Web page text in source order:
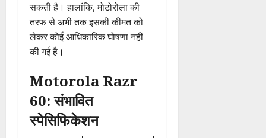
सकती है। हालांकि, मोटोरोला की
तरफ से अभी तक इसकी कीमत को
लेकर कोई आधिकारिक घोषणा नहीं
की गई है।
Motorola Razr
60: संभावित
स्पेसिफिकेशन